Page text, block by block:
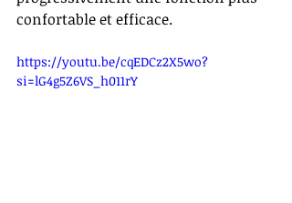
confortable et efficace.
https://youtu.be/cqEDCz2X5wo?
si=lG4g5Z6VS_h011rY